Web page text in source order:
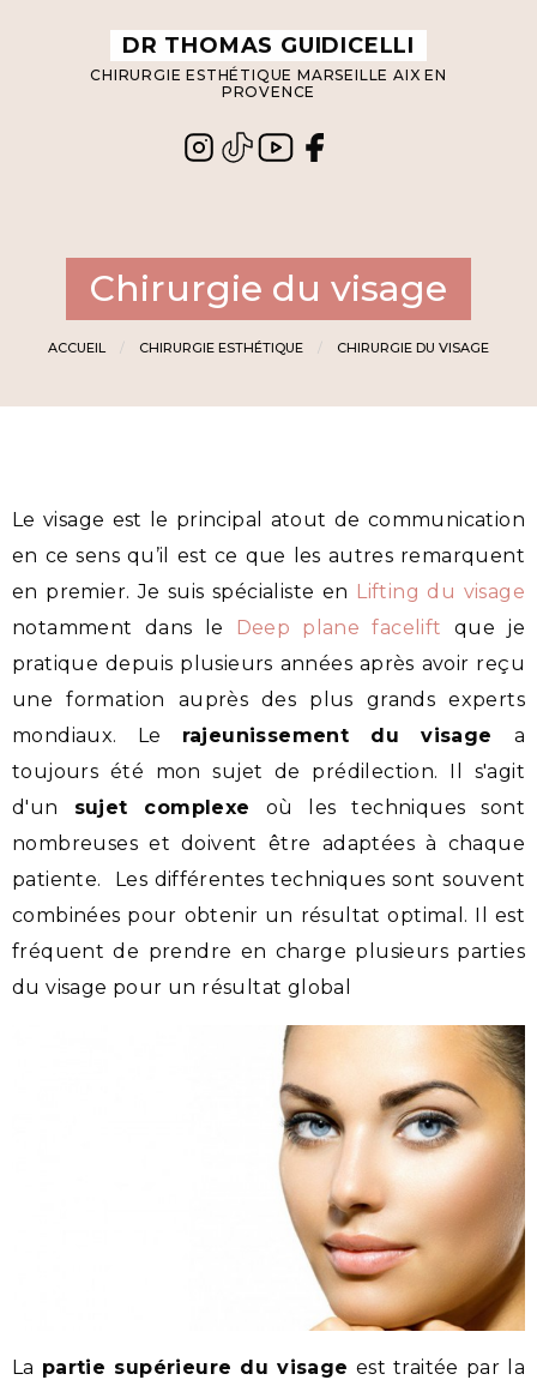
DR THOMAS GUIDICELLI
CHIRURGIE ESTHÉTIQUE MARSEILLE AIX EN
PROVENCE
Chirurgie du visage
ACCUEIL CHIRURGIE ESTHÉTIQUE CHIRURGIE DU VISAGE
Le visage est le principal atout de communication
en ce sens qu’il est ce que les autres remarquent
en premier. Je suis spécialiste en Lifting du visage
notamment dans le
Deep plane facelift que je
pratique depuis plusieurs années après avoir reçu
une formation auprès des plus grands experts
mondiaux. Le rajeunissement du visage a
toujours été mon sujet de prédilection. Il s'agit
d'un sujet complexe où les techniques sont
nombreuses et doivent être adaptées à chaque
patiente. Les différentes techniques sont souvent
combinées pour obtenir un résultat optimal. Il est
fréquent de prendre en charge plusieurs parties
du visage pour un résultat global
La partie supérieure du visage est traitée par la